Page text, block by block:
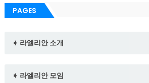
PAGES
➧ 라엘리안 소개
➧ 라엘리안 모임